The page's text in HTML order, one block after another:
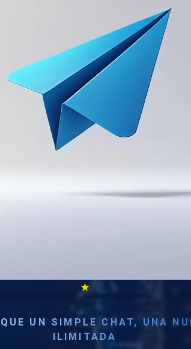
★
UN SIMPLE CHAT, UNA
ILIMITADA